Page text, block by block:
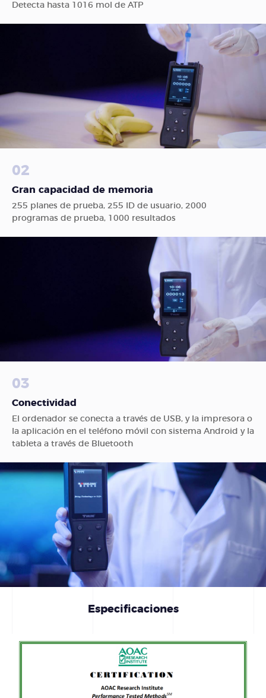
Detecta hasta 1016 mol de ATP
02
Gran capacidad de memoria
255 planes de prueba, 255 ID de usuario, 2000
programas de prueba, 1000 resultados
03
Conectividad
El ordenador se conecta a través de USB, y la impresora o
la aplicación en el teléfono móvil con sistema Android y la
tableta a través de Bluetooth
Especificaciones